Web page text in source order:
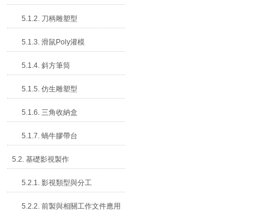
5.1.2. 刀柄雕塑型
5.1.3. 滑鼠Poly灌模
5.1.4. 斜方筆筒
5.1.5. 仿生雕塑型
5.1.6. 三角收納盒
5.1.7. 蝸牛膠帶台
5.2. 基礎影視製作
5.2.1. 影視類型與分工
5.2.2. 前製與相關工作文件應用